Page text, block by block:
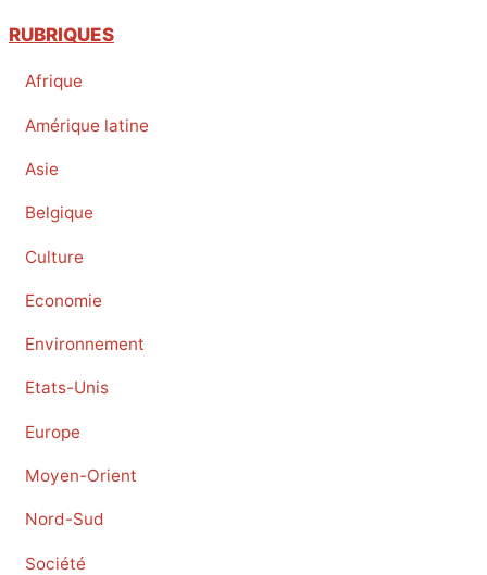
RUBRIQUES
Afrique
Amérique latine
Asie
Belgique
Culture
Economie
Environnement
Etats-Unis
Europe
Moyen-Orient
Nord-Sud
Société